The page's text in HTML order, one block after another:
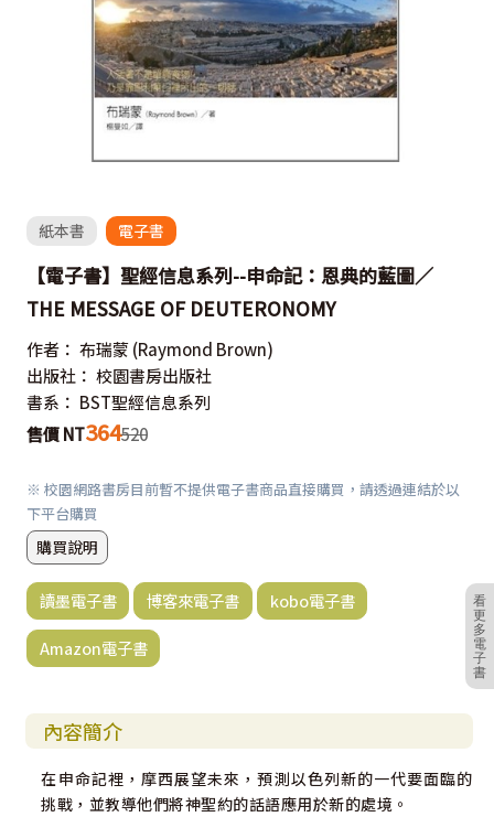
看
更
多
電
子
書
紙本書 電子書
【電子書】聖經信息系列--申命記：恩典的藍圖／
THE MESSAGE OF DEUTERONOMY
作者： 布瑞蒙 (Raymond Brown)
出版社： 校園書房出版社
書系： BST聖經信息系列
售價 NT364520
※ 校園網路書房目前暫不提供電子書商品直接購買，請透過連結於以
下平台購買
購買說明
讀墨電子書 博客來電子書 kobo電子書
Amazon電子書
內容簡介
在申命記裡，摩西展望未來，預測以色列新的一代要面臨的
挑戰，並教導他們將神聖約的話語應用於新的處境。